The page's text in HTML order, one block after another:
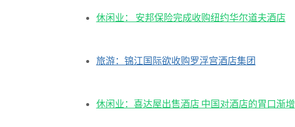
休闲业： 安邦保险完成收购纽约华尔道夫酒店
旅游：锦江国际欲收购罗浮宫酒店集团
休闲业：喜达屋出售酒店 中国对酒店的胃口渐增